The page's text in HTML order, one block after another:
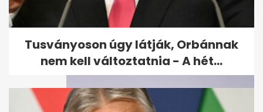
Vidékies beszéd, hangos
nyelés, csámcsogás: a Nyerő
Páros...
Tusványoson úgy látják, Orbánnak
nem kell változtatnia - A hét...